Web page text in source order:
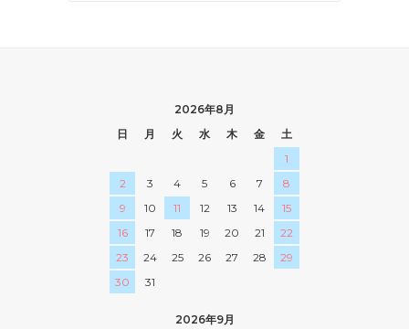
2026年8月
日
月 火 水 木 金
土
1
2
3 4 5 6 7
8
9
10 11 12 13 14
15
16
17 18 19 20 21
22
23
24 25 26 27 28
29
30
31
2026年9月